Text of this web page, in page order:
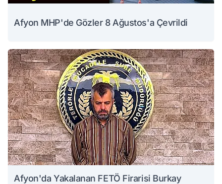
Afyon MHP'de Gözler 8 Ağustos'a Çevrildi
Afyon'da Yakalanan FETÖ Firarisi Burkay